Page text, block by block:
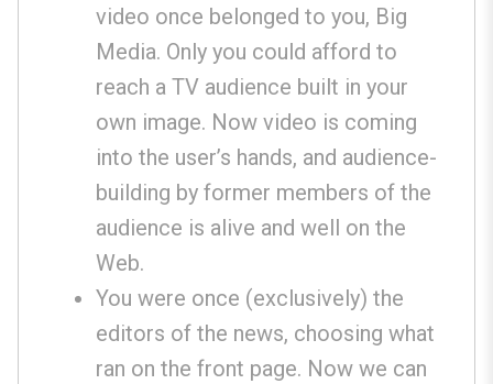
video once belonged to you, Big
Media. Only you could afford to
reach a TV audience built in your
own image. Now video is coming
into the user’s hands, and audience-
building by former members of the
audience is alive and well on the
Web.
You were once (exclusively) the
editors of the news, choosing what
ran on the front page. Now we can